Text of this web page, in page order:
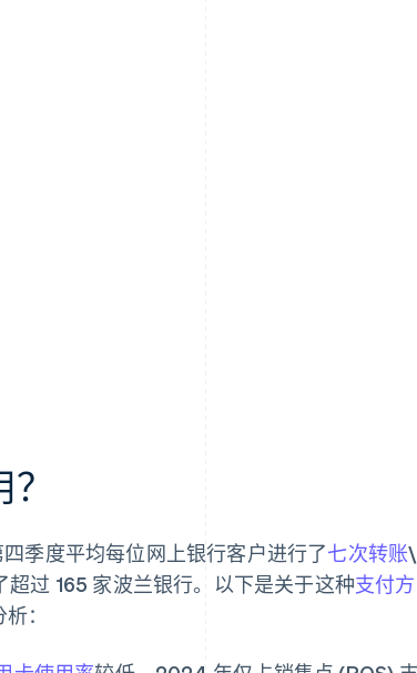
季度平均每位网上银行客户进行了七次转账
过 165 家波兰银行。以下是关于这种支付
：